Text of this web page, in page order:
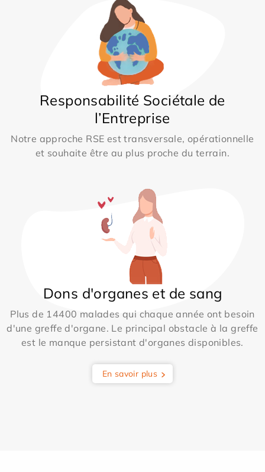
Responsabilité Sociétale de
l’Entreprise
Notre approche RSE est transversale, opérationnelle
et souhaite être au plus proche du terrain.
Dons d'organes et de sang
Plus de 14400 malades qui chaque année ont besoin
d'une greffe d'organe. Le principal obstacle à la greffe
est le manque persistant d'organes disponibles.
En savoir plus